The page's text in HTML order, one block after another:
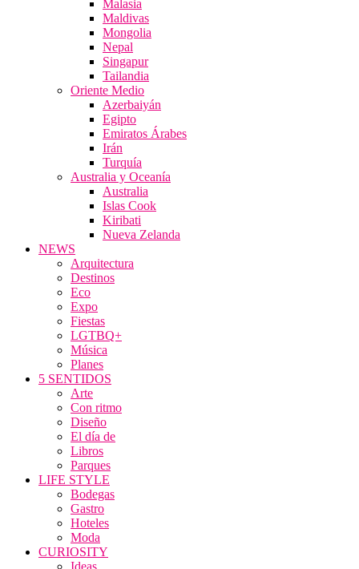
Malasia
Maldivas
Mongolia
Nepal
Singapur
Tailandia
Oriente Medio
Azerbaiyán
Egipto
Emiratos Árabes
Irán
Turquía
Australia y Oceanía
Australia
Islas Cook
Kiribati
Nueva Zelanda
NEWS
Arquitectura
Destinos
Eco
Expo
Fiestas
LGTBQ+
Música
Planes
5 SENTIDOS
Arte
Con ritmo
Diseño
El día de
Libros
Parques
LIFE STYLE
Bodegas
Gastro
Hoteles
Moda
CURIOSITY
Ideas